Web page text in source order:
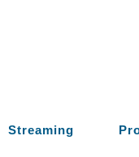
Streaming